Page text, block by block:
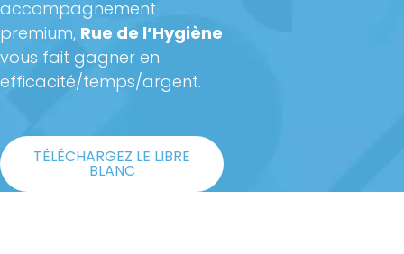
accompagnement
premium, Rue de l’Hygiène
vous fait gagner en
efficacité/temps/argent.
TÉLÉCHARGEZ LE LIBRE
BLANC